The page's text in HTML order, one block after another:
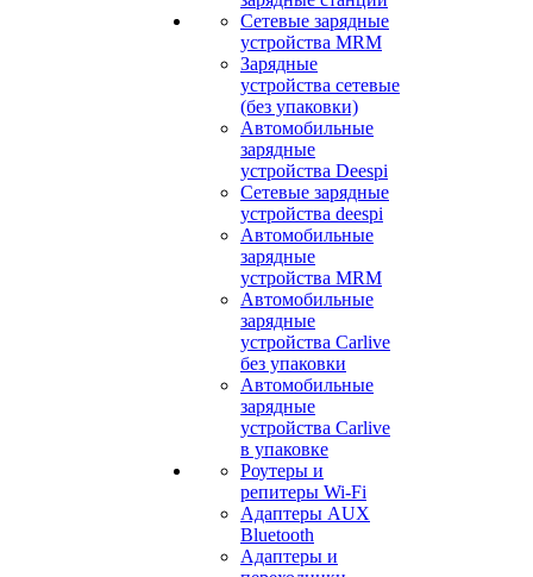
Сетевые зарядные
устройства MRM
Зарядные
устройства сетевые
(без упаковки)
Автомобильные
зарядные
устройства Deespi
Сетевые зарядные
устройства deespi
Автомобильные
зарядные
устройства MRM
Автомобильные
зарядные
устройства Carlive
без упаковки
Автомобильные
зарядные
устройства Carlive
в упаковке
Роутеры и
репитеры Wi-Fi
Адаптеры AUX
Bluetooth
Адаптеры и